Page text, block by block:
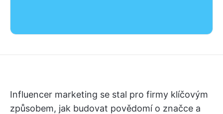
Influencer marketing se stal pro firmy klíčovým
způsobem, jak budovat povědomí o značce a